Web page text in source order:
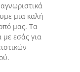
μια καλή
μας. Τα
εσάς για